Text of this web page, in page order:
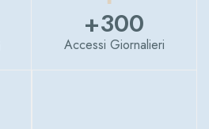
Accessi Giornalieri
+300